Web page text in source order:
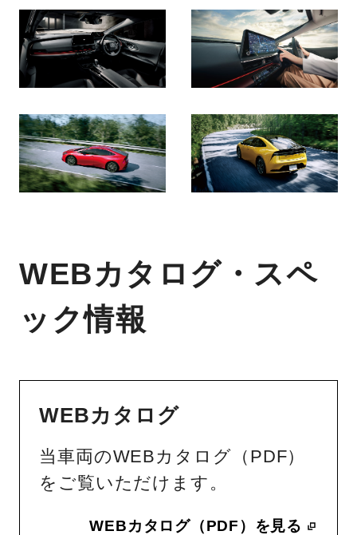
WEBカタログ・スペ
ック情報
WEBカタログ
当車両のWEBカタログ（PDF）
をご覧いただけます。
WEBカタログ（PDF）を見る